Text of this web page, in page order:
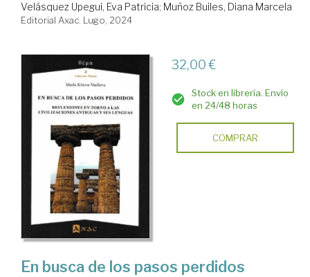
Velásquez Upegui, Eva Patricia; Muñoz Builes, Diana Marcela
Editorial Axac. Lugo, 2024
32,00 €
Stock en librería. Envío
en 24/48 horas
COMPRAR
En busca de los pasos perdidos